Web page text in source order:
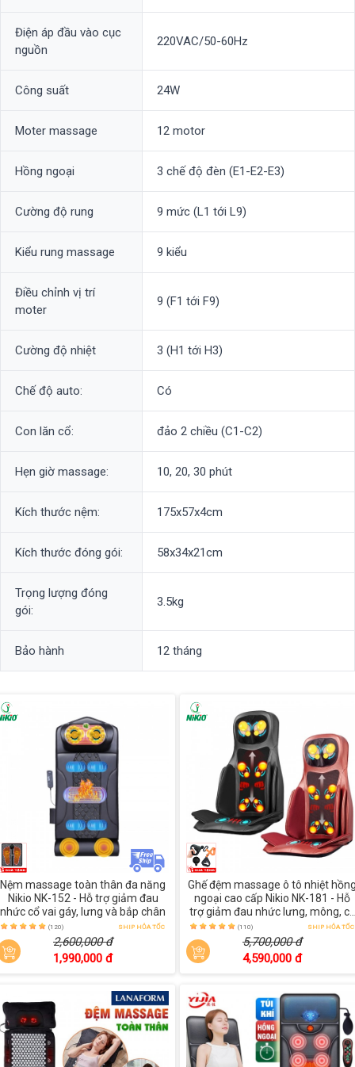
Điện áp đầu vào cục
nguồn
220VAC/50-60Hz
Công suất 24W
Moter massage 12 motor
Hồng ngoại 3 chế độ đèn (E1-E2-E3)
Cường độ rung 9 mức (L1 tới L9)
Kiểu rung massage 9 kiểu
Điều chỉnh vị trí
moter
9 (F1 tới F9)
Cường độ nhiệt 3 (H1 tới H3)
Chế độ auto: Có
Con lăn cổ: đảo 2 chiều (C1-C2)
Hẹn giờ massage: 10, 20, 30 phút
Kích thước nệm: 175x57x4cm
Kích thước đóng gói: 58x34x21cm
Trọng lượng đóng
gói:
3.5kg
Bảo hành 12 tháng
Nệm massage toàn thân đa năng
Nikio NK-152 - Hỗ trợ giảm đau
nhức cổ vai gáy, lưng và bắp chân
(120) SHIP HỎA TỐC
2,600,000 đ
1,990,000 đ
Ghế đệm massage ô tô nhiệt
ngoại cao cấp Nikio NK-181 - Hỗ
trợ giảm đau nhức lưng, mông, cổ
(110) SHIP HỎA TỐC
5,700,000 đ
4,590,000 đ